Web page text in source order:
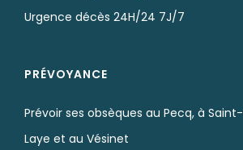
Urgence décès 24H/24 7J/7
PRÉVOYANCE
Prévoir ses obsèques au Pecq, à
Laye et au Vésinet